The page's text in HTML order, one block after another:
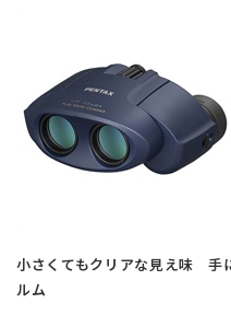
イビ
商品
小さくてもクリアな見え味 手
ルム